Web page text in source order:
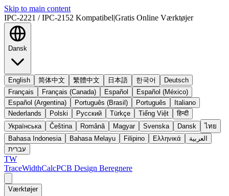
Skip to main content
IPC-2221 / IPC-2152 Kompatibel|Gratis Online Værktøjer
Dansk
English 简体中文 繁體中文 日本語 한국어
Deutsch
Français
Français (Canada) Español
Español (México)
Español (Argentina)
Português (Brasil) Português
Italiano
Nederlands
Polski Русский Türkçe Tiếng Việt
हिन्दी
Українська
Čeština Română Magyar Svenska Dansk
ไทย
Bahasa Indonesia
Bahasa Melayu Filipino Ελληνικά
العربية
עברית
TW
TraceWidthCalcPCB Design Beregnere
Værktøjer